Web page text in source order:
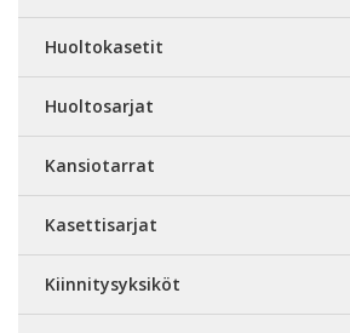
Huoltokasetit
Huoltosarjat
Kansiotarrat
Kasettisarjat
Kiinnitysyksiköt